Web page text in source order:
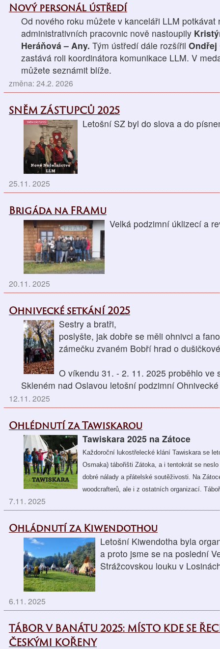
Nový personál ústředí
Od nového roku můžete v kanceláři LLM potkávat
administrativních pracovnic nově nastoupily
Heráňová – Any. Tým ústředí dále rozšířil Ondřej
zastává roli koordinátora komunikace LLM. V
můžete seznámit blíže.
změna: 24.2. 2026
SNĚM ZÁSTUPCŮ 2025
Letošní SZ byl do slova a do
25.11. 2025
Brigáda na FRAMu
Velká podzimní úklizecí a
20.11. 2025
Ohnivecké setkání 2025
Sestry a bratři,
poslyšte, jak dobře se měli ohnivci a
zámečku zvaném Bobří hrad o
O víkendu 31. - 2. 11. 2025 proběhlo ve
Skleném nad Oslavou letošní podzimní
12.11. 2025
Ohlédnutí za Tawiskarou
Tawiskara 2025 na Zátoce
Každoroční lukostřelecké klání Tawiskara se
Osmaka) tábořišti Zátoka, a i tentokrát se
dobré nálady a přátelské soutěživosti. Na
woodcrafterů, ale i z ostatních organizací.
7.11. 2025
Ohládnutí za Kiwendothou
Letošní Kiwendotha byla
a proto jsme se na poslední
Strážcovskou louku v
6.11. 2025
TÁBOR V BANÁTU 2025: MÍSTO KDE SE
ČESKÝMI KOŘENY